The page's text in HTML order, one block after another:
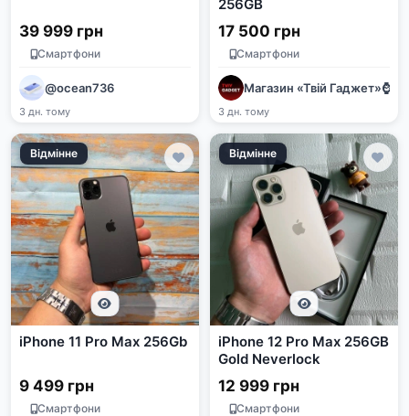
39 999 грн
Смартфони
@ocean736
3 дн. тому
256GB
17 500 грн
Смартфони
Магазин «Твій
3 дн. тому
Відмінне
iPhone 11 Pro Max 256Gb
9 499 грн
Смартфони
Відмінне
iPhone 12 Pro Max 256GB
Gold Neverlock
12 999 грн
Смартфони